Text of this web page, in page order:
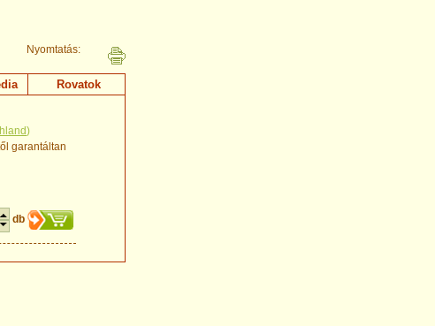
Nyomtatás:
Rovatok
)
garantáltan
db